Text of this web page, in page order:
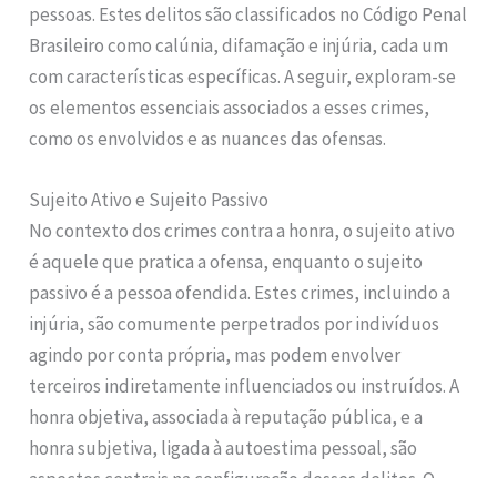
pessoas. Estes delitos são classificados no Código Penal
Brasileiro como calúnia, difamação e injúria, cada um
com características específicas. A seguir, exploram-se
os elementos essenciais associados a esses crimes,
como os envolvidos e as nuances das ofensas.
Sujeito Ativo e Sujeito Passivo
No contexto dos crimes contra a honra, o sujeito ativo
é aquele que pratica a ofensa, enquanto o sujeito
passivo é a pessoa ofendida. Estes crimes, incluindo a
injúria, são comumente perpetrados por indivíduos
agindo por conta própria, mas podem envolver
terceiros indiretamente influenciados ou instruídos. A
honra objetiva, associada à reputação pública, e a
honra subjetiva, ligada à autoestima pessoal, são